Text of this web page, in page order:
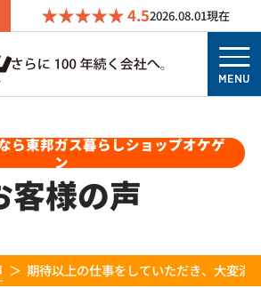
4.52026.08.01現在
MENU
ら東邦ガス暮らしショップオケゲ
ン
客様の声
期待以上の仕事をしていただき、大変満